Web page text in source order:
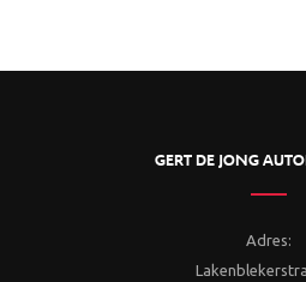
GERT DE JONG
Adres: